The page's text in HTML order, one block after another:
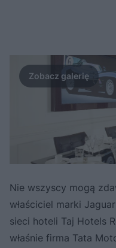
Nie wszyscy mogą
właściciel marki
sieci hoteli Taj Hotels
właśnie firma Tata